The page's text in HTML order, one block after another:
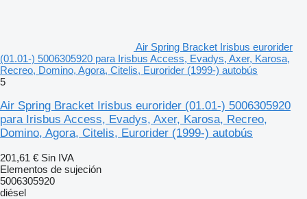
Air Spring Bracket Irisbus eurorider
(01.01-) 5006305920 para Irisbus Access, Evadys, Axer, Karosa,
Recreo, Domino, Agora, Citelis, Eurorider (1999-) autobús
5
Air Spring Bracket Irisbus eurorider (01.01-) 5006305920
para Irisbus Access, Evadys, Axer, Karosa, Recreo,
Domino, Agora, Citelis, Eurorider (1999-) autobús
201,61 € Sin IVA
Elementos de sujeción
5006305920
diésel